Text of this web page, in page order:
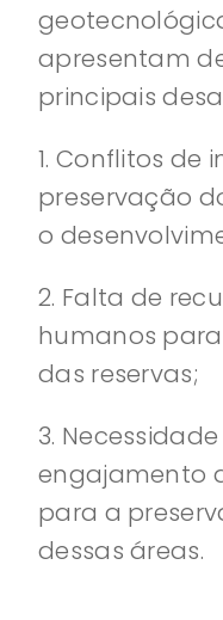
apresentam
principais
1. Conflitos de
preservação
o
2. Falta de
humanos
das reservas;
3.
engajamento
para a
dessas áreas.